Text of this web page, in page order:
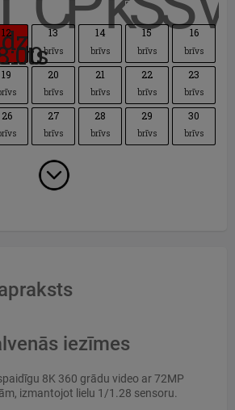
12 13
brīvs
14
brīvs
15
brīvs
16
brīvs
19 20
brīvs
21
brīvs
22
brīvs
23
brīvs
26 27
brīvs
28
brīvs
29
brīvs
30
brīvs
iezīmes
8K 360 grādu video ar 72MP
izmantojot lielu 1/1.28 sensoru.